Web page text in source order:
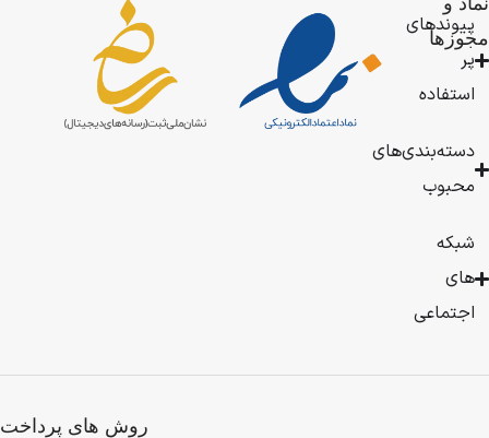
ما
پرسی
باکس
فعالیت
خود
سال
1383
صورت
محصولات
فیزیکی
و
بیشتر
پیوندهای
پر
استفاده
دسته‌بندی‌های
محبوب
شبکه
های
اجتماعی
مجوزها
روش های پرداخت